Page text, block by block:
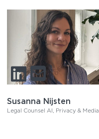
Susanna Nijsten
Legal Counsel AI, Privacy & Media